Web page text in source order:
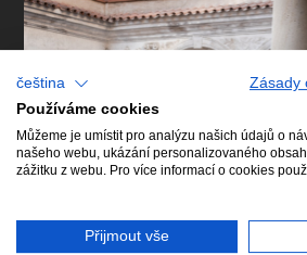
čeština
Zásady
Používáme cookies
Můžeme je umístit pro analýzu našich údajů o
našeho webu, ukázání personalizovaného
zážitku z webu. Pro více informací o cookies
Přijmout vše